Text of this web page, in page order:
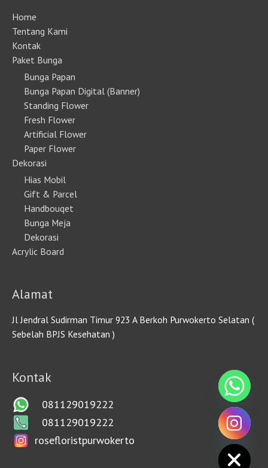
Home
Tentang Kami
Kontak
Paket Bunga
Bunga Papan
Bunga Papan Digital (Banner)
Standing Flower
Fresh Flower
Artificial Flower
Paper Flower
Dekorasi
Hias Mobil
Gift & Parcel
Handbouqet
Bunga Meja
Dekorasi
Acrylic Board
Alamat
Jl Jendral Sudirman Timur 923 A Berkoh Purwokerto Selatan (
Sebelah BPJS Kesehatan )
Kontak
081129019222
081129019222
rosefloristpurwokerto
HIDE CHATY